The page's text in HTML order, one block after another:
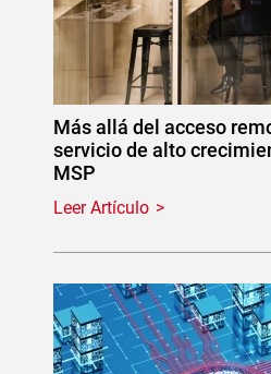
Más allá del acceso
servicio de alto
MSP
Leer Artículo